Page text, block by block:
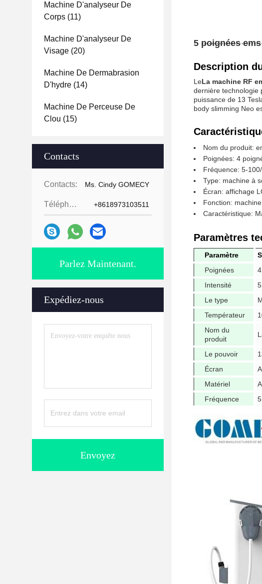
Machine D'analyseur De
Corps (11)
Machine D'analyseur De
Visage (20)
Machine De Dermabrasion
D'hydre (14)
Machine De Perceuse De
Clou (15)
Contacts
Contacts: Ms. Cindy GOMECY
Téléphone: +8618973103511
Parlez Maintenant.
Expédiez-nous
Envoyez
5 poignées
Description
LeLa machine RF
dernière technologie
puissance de 13
body slimming Neo
Nom du produit:
Poignées: 4
Fréquence: 5-
Type: machine à
Écran: affichage
Fonction:
Caractéristique:
Paramètres
Paramètre
Poignées
Intensité
Le type
Températeur
Nom du
produit
Le pouvoir
Écran
Matériel
Fréquence